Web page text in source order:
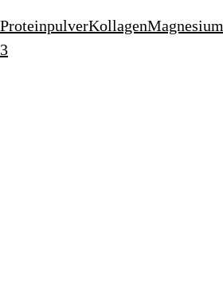
ProteinpulverKollagenMagnesium
3